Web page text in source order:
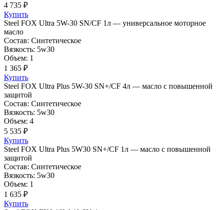
4 735 ₽
Купить
Steel FOX Ultra 5W-30 SN/CF 1л — универсальное моторное
масло
Состав: Синтетическое
Вязкость: 5w30
Объем: 1
1 365 ₽
Купить
Steel FOX Ultra Plus 5W-30 SN+/CF 4л — масло с повышенной
защитой
Состав: Синтетическое
Вязкость: 5w30
Объем: 4
5 535 ₽
Купить
Steel FOX Ultra Plus 5W30 SN+/CF 1л — масло с повышенной
защитой
Состав: Синтетическое
Вязкость: 5w30
Объем: 1
1 635 ₽
Купить